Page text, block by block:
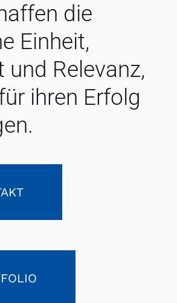
die
Einheit,
und Relevanz,
ihren Erfolg